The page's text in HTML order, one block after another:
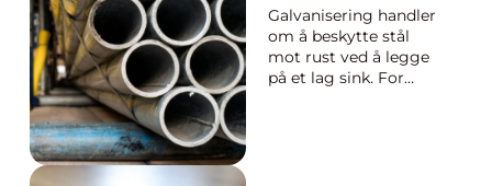
Ålesund-området
handl...
Galvanisering handler
om å beskytte stål
mot rust ved å legge
på et lag sink. For